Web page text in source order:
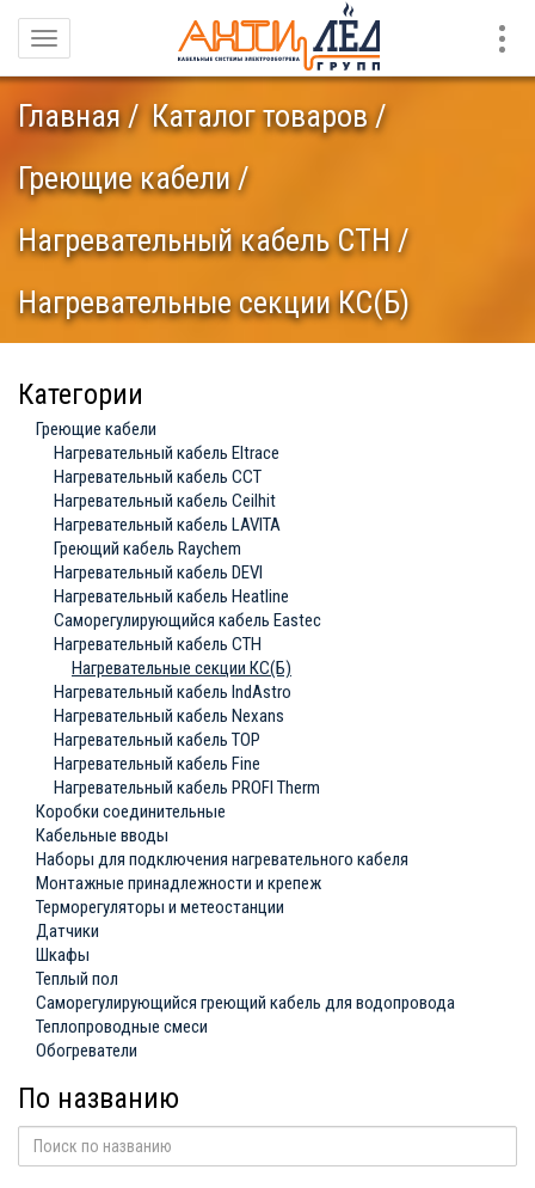
Навигация
Главная
Каталог товаров
Греющие кабели
Нагревательный кабель СТН
Нагревательные секции КС(Б)
Категории
Греющие кабели
Нагревательный кабель Eltrace
Нагревательный кабель ССТ
Нагревательный кабель Ceilhit
Нагревательный кабель LAVITA
Греющий кабель Raychem
Нагревательный кабель DEVI
Нагревательный кабель Heatline
Саморегулирующийся кабель Eastec
Нагревательный кабель СТН
Нагревательные секции КС(Б)
Нагревательный кабель IndAstro
Нагревательный кабель Nexans
Нагревательный кабель ТОР
Нагревательный кабель Fine
Нагревательный кабель PROFI Therm
Коробки соединительные
Кабельные вводы
Наборы для подключения нагревательного кабеля
Монтажные принадлежности и крепеж
Терморегуляторы и метеостанции
Датчики
Шкафы
Теплый пол
Саморегулирующийся греющий кабель для водопровода
Теплопроводные смеси
Обогреватели
По названию